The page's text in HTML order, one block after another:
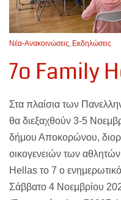
Νέα-Ανακοινώσεις, Εκδηλώσεις
7o Family
Στα πλαίσια των
θα διεξαχθούν 3-5
δήμου Αποκορώνου,
οικογενειών των
Hellas το 7 ο
Σάββατο 4 Νοεμβρίου